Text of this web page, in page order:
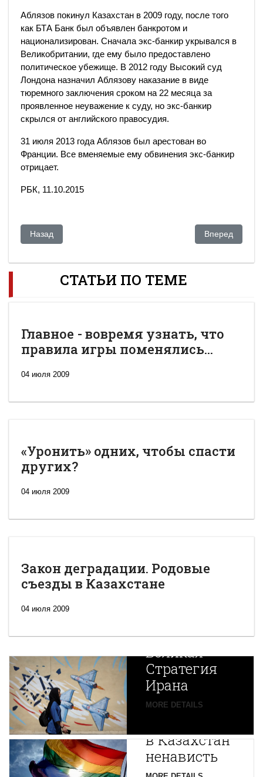
Аблязов покинул Казахстан в 2009 году, после того
как БТА Банк был объявлен банкротом и
национализирован. Сначала экс-банкир укрывался в
Великобритании, где ему было предоставлено
политическое убежище. В 2012 году Высокий суд
Лондона назначил Аблязову наказание в виде
тюремного заключения сроком на 22 месяца за
проявленное неуважение к суду, но экс-банкир
скрылся от английского правосудия.
31 июля 2013 года Аблязов был арестован во
Франции. Все вменяемые ему обвинения экс-банкир
отрицает.
РБК, 11.10.2015
Предыдущий: Айдос САРЫМ: ЗАКРУЧИВАНИЕ «ГАЕК»
Назад Следующий:
Вперед
СТАТЬИ ПО ТЕМЕ
Главное - вовремя узнать, что
правила игры поменялись...
04 июля 2009
«Уронить» одних, чтобы спасти
других?
04 июля 2009
Закон деградации. Родовые
съезды в Казахстане
04 июля 2009
Новая
Великая
Стратегия
Ирана
MORE DETAILS
Путин
в Казахстан
ненависть
Центральной
Азии